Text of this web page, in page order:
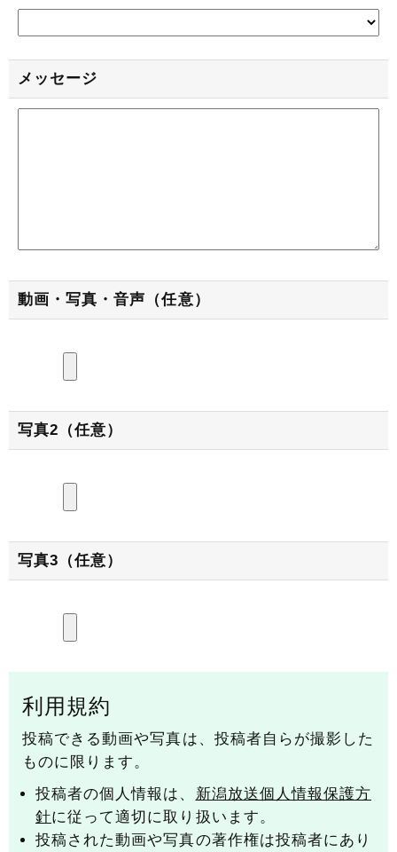
メッセージ
動画・写真・音声（任意）
写真2（任意）
写真3（任意）
利用規約
投稿できる動画や写真は、投稿者自らが撮影した
ものに限ります。
投稿者の個人情報は、 新潟放送個人情報保護方
針に従って適切に取り扱います。
投稿された動画や写真の著作権は投稿者にあり